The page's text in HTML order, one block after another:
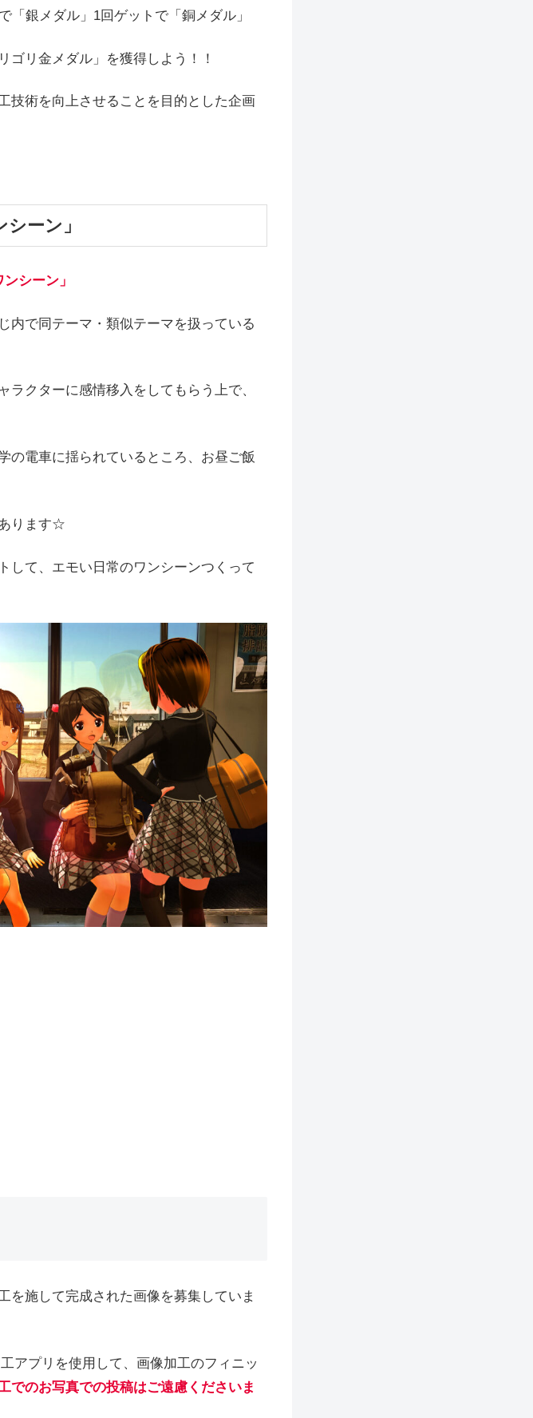
「銀メダル」1回ゲットで「銅メダル」
ゴリ金メダル」を獲得しよう！！
技術を向上させることを目的とした企画
ーン」
ンシーン」
内で同テーマ・類似テーマを扱っている
クターに感情移入をしてもらう上で、
の電車に揺られているところ、お昼ご飯
ります☆
して、エモい日常のワンシーンつくって
を施して完成された画像を募集していま
アプリを使用して、画像加工のフィニッ
でのお写真での投稿はご遠慮くださいま